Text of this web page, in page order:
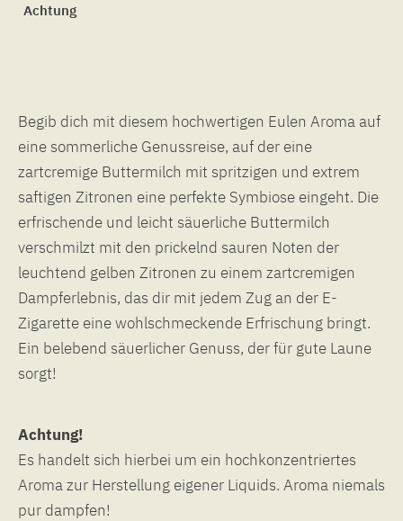
Achtung
Begib dich mit diesem hochwertigen Eulen Aroma auf
eine sommerliche Genussreise, auf der eine
zartcremige Buttermilch mit spritzigen und extrem
saftigen Zitronen eine perfekte Symbiose eingeht. Die
erfrischende und leicht säuerliche Buttermilch
verschmilzt mit den prickelnd sauren Noten der
leuchtend gelben Zitronen zu einem zartcremigen
Dampferlebnis, das dir mit jedem Zug an der E-
Zigarette eine wohlschmeckende Erfrischung bringt.
Ein belebend säuerlicher Genuss, der für gute Laune
sorgt!
Achtung!
Es handelt sich hierbei um ein hochkonzentriertes
Aroma zur Herstellung eigener Liquids. Aroma niemals
pur dampfen!